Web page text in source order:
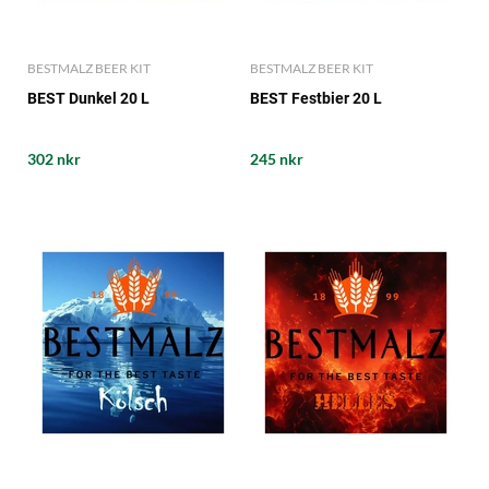
BESTMALZ BEER KIT
BEST Dunkel 20 L
302 nkr
BESTMALZ BEER KIT
BEST Festbier 20 L
245 nkr